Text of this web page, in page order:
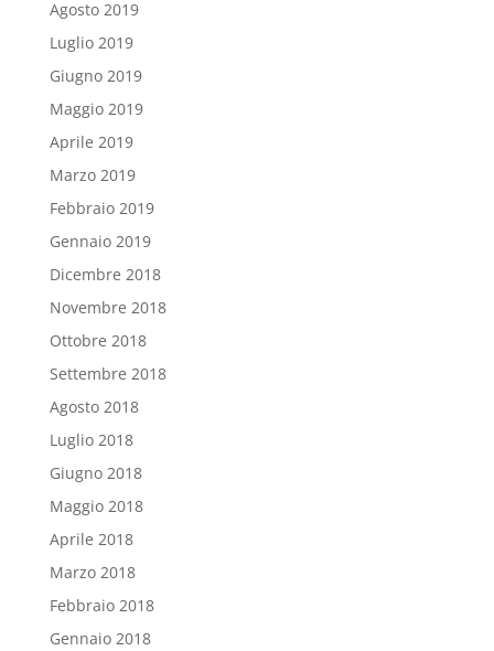
Agosto 2019
Luglio 2019
Giugno 2019
Maggio 2019
Aprile 2019
Marzo 2019
Febbraio 2019
Gennaio 2019
Dicembre 2018
Novembre 2018
Ottobre 2018
Settembre 2018
Agosto 2018
Luglio 2018
Giugno 2018
Maggio 2018
Aprile 2018
Marzo 2018
Febbraio 2018
Gennaio 2018